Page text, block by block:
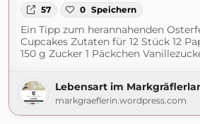
57 0 Speichern
Ein Tipp zum herannahenden
Cupcakes Zutaten für 12 Stück 12
150 g Zucker 1 Päckchen
Lebensart im
markgraeflerin.wordpress.com